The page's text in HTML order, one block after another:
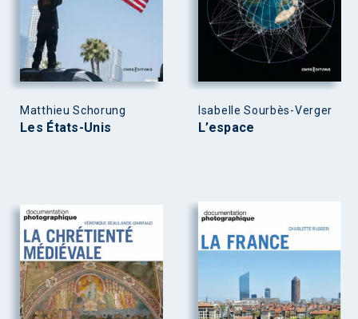
Matthieu Schorung
Les États-Unis
Isabelle Sourbès-Verger
L’espace